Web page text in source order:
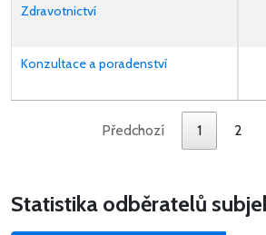
Zdravotnictví
Konzultace a poradenství
Předchozí 1 2
Statistika odběratelů